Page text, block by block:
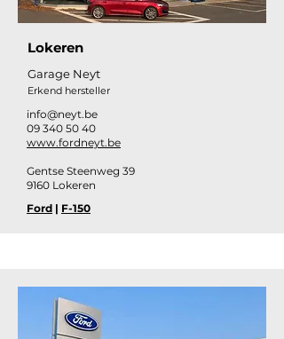
Lokeren
Garage Neyt
Erkend hersteller
info@neyt.be
09 340 50 40
www.fordneyt.be
Gentse Steenweg 39
9160 Lokeren
Ford | F-150